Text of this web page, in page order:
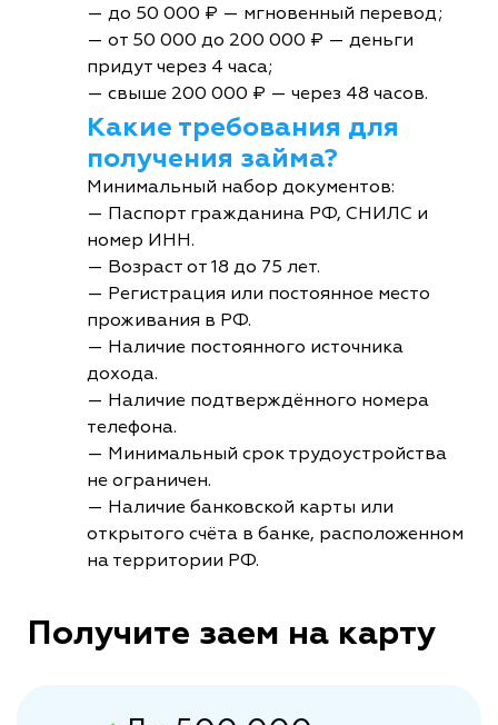
— до 50 000 ₽ — мгновенный перевод;
— от 50 000 до 200 000 ₽ — деньги
придут через 4 часа;
— свыше 200 000 ₽ — через 48 часов.
Какие требования для
получения займа?
Минимальный набор документов:
— Паспорт гражданина РФ, СНИЛС и
номер ИНН.
— Возраст от 18 до 75 лет.
— Регистрация или постоянное место
проживания в РФ.
— Наличие постоянного источника
дохода.
— Наличие подтверждённого номера
телефона.
— Минимальный срок трудоустройства
не ограничен.
— Наличие банковской карты или
открытого счёта в банке, расположенном
на территории РФ.
Получите заем на карту